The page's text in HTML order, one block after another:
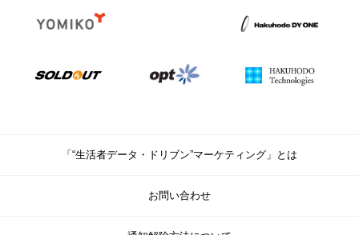
「“生活者データ・ドリブン”マーケティング」とは
お問い合わせ